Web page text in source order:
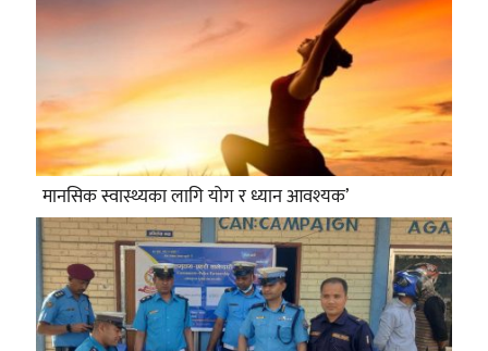
मानसिक स्वास्थ्यका लागि योग र ध्यान आवश्यक’